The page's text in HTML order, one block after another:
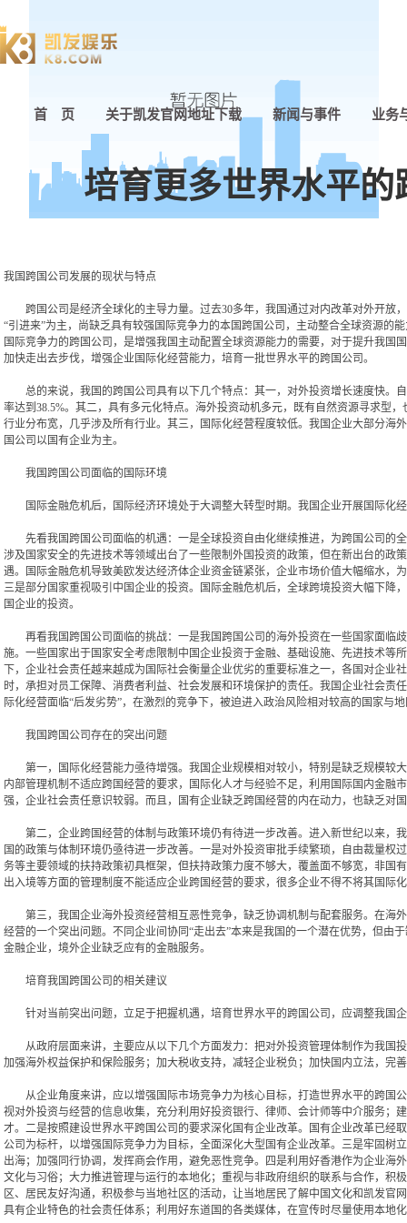
首 页 关于凯发官网地址下载 新闻与事件 业务
培育更多世界水平
我国跨国公司发展的现状与特点
跨国公司是经济全球化的主导力量。过去30多年，我国通过对内改革对外开放
“引进来”为主，尚缺乏具有较强国际竞争力的本国跨国公司，主动整合全球资源
国际竞争力的跨国公司，是增强我国主动配置全球资源能力的需要，对于提升我
加快走出去步伐，增强企业国际化经营能力，培育一批世界水平的跨国公司。
总的来说，我国的跨国公司具有以下几个特点：其一，对外投资增长速度快。
率达到38.5%。其二，具有多元化特点。海外投资动机多元，既有自然资源寻求型
行业分布宽，几乎涉及所有行业。其三，国际化经营程度较低。我国企业大部分海
国公司以国有企业为主。
我国跨国公司面临的国际环境
国际金融危机后，国际经济环境处于大调整大转型时期。我国企业开展国际化
先看我国跨国公司面临的机遇：一是全球投资自由化继续推进，为跨国公司的
涉及国家安全的先进技术等领域出台了一些限制外国投资的政策，但在新出台的
遇。国际金融危机导致美欧发达经济体企业资金链紧张，企业市场价值大幅缩水
三是部分国家重视吸引中国企业的投资。国际金融危机后，全球跨境投资大幅下
国企业的投资。
再看我国跨国公司面临的挑战：一是我国跨国公司的海外投资在一些国家面临
施。一些国家出于国家安全考虑限制中国企业投资于金融、基础设施、先进技术等
下，企业社会责任越来越成为国际社会衡量企业优劣的重要标准之一，各国对企
时，承担对员工保障、消费者利益、社会发展和环境保护的责任。我国企业社会
际化经营面临“后发劣势”，在激烈的竞争下，被迫进入政治风险相对较高的国家
我国跨国公司存在的突出问题
第一，国际化经营能力亟待增强。我国企业规模相对较小，特别是缺乏规模较
内部管理机制不适应跨国经营的要求，国际化人才与经验不足，利用国际国内金
强，企业社会责任意识较弱。而且，国有企业缺乏跨国经营的内在动力，也缺乏对
第二，企业跨国经营的体制与政策环境仍有待进一步改善。进入新世纪以来，
国的政策与体制环境仍亟待进一步改善。一是对外投资审批手续繁琐，自由裁量
务等主要领域的扶持政策初具框架，但扶持政策力度不够大，覆盖面不够宽，非
出入境等方面的管理制度不能适应企业跨国经营的要求，很多企业不得不将其国
第三，我国企业海外投资经营相互恶性竞争，缺乏协调机制与配套服务。在海
经营的一个突出问题。不同企业间协同“走出去”本来是我国的一个潜在优势，但由
金融企业，境外企业缺乏应有的金融服务。
培育我国跨国公司的相关建议
针对当前突出问题，立足于把握机遇，培育世界水平的跨国公司，应调整我国
从政府层面来讲，主要应从以下几个方面发力：把对外投资管理体制作为我国
加强海外权益保护和保险服务；加大税收支持，减轻企业税负；加快国内立法，
从企业角度来讲，应以增强国际市场竞争力为核心目标，打造世界水平的跨国
视对外投资与经营的信息收集，充分利用好投资银行、律师、会计师等中介服务
才。二是按照建设世界水平跨国公司的要求深化国有企业改革。国有企业改革已
公司为标杆，以增强国际竞争力为目标，全面深化大型国有企业改革。三是牢固
出海；加强同行协调，发挥商会作用，避免恶性竞争。四是利用好香港作为企业
文化与习俗；大力推进管理与运行的本地化；重视与非政府组织的联系与合作，
区、居民友好沟通，积极参与当地社区的活动，让当地居民了解中国文化和凯发
具有企业特色的社会责任体系；利用好东道国的各类媒体，在宣传时尽量使用本地